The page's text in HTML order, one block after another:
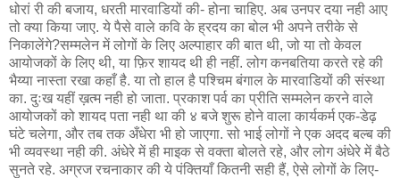
धोरां री की बजाय, धरती मारवाडियों की- होना चाहिए. अब उनपर दया नही आए
तो क्या किया जाए. ये पैसे वाले कवि के ह्रदय का बोल भी अपने तरीके से
निकालेंगे?सम्मलेन में लोगों के लिए अल्पाहार की बात थी, जो या तो केवल
आयोजकों के लिए थी, या फ़िर शायद थी ही नहीं. लोग कनबतिया करते रहे की
भैय्या नास्ता रखा कहाँ है. या तो हाल है पश्चिम बंगाल के मारवाडियों की संस्था
का. दुःख यहीं ख़त्म नही हो जाता. प्रकाश पर्व का प्रीति सम्मलेन करने वाले
आयोजकों को शायद पता नही था की ४ बजे शुरू होने वाला कार्यकर्म एक-डेढ़
घंटे चलेगा, और तब तक अँधेरा भी हो जाएगा. सो भाई लोगों ने एक अदद बल्ब की
भी व्यवस्था नही की. अंधेरे में ही माइक से वक्ता बोलते रहे, और लोग अंधेरे में बैठे
सुनते रहे. अग्रज रचनाकार की ये पंक्तियाँ कितनी सही हैं, ऐसे लोगों के लिए-